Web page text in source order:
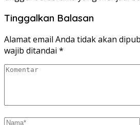
Tinggalkan Balasan
Alamat email Anda tidak akan
wajib ditandai *